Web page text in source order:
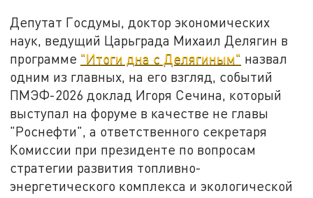
Депутат Госдумы, доктор экономических
наук, ведущий Царьграда Михаил Делягин в
программе "Итоги дна с Делягиным" назвал
одним из главных, на его взгляд, событий
ПМЭФ-2026 доклад Игоря Сечина, который
выступал на форуме в качестве не главы
"Роснефти", а ответственного секретаря
Комиссии при президенте по вопросам
стратегии развития топливно-
энергетического комплекса и экологической